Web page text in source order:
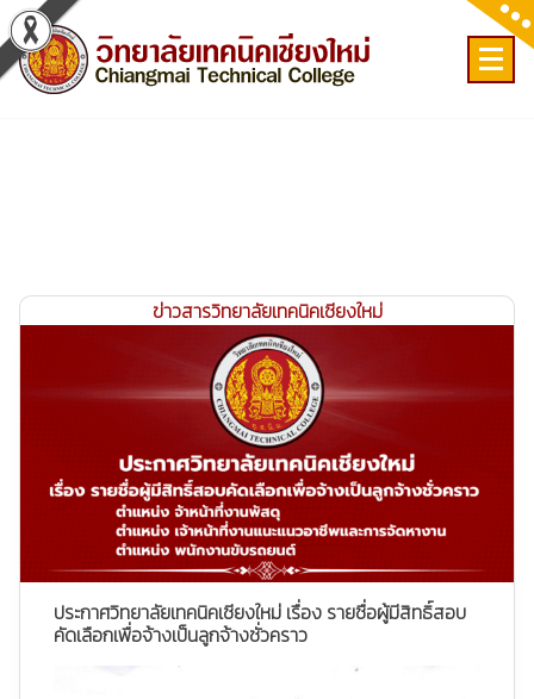
Skip
to
content
ข่าวสารวิทยาลัยเทคนิคเชียงใหม่
ประกาศวิทยาลัยเทคนิคเชียงใหม่ เรื่อง รายชื่อผู้มีสิทธิ์สอบ
คัดเลือกเพื่อจ้างเป็นลูกจ้างชั่วคราว